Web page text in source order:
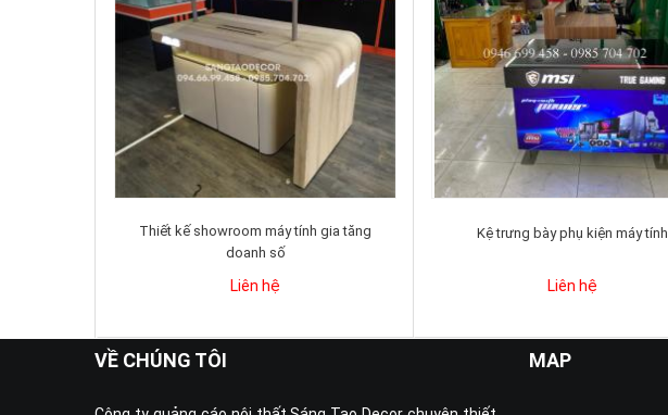
Thiết kế showroom máy tính gia tăng
doanh số
Liên hệ
Kệ trưng bày phụ kiện máy tính
Liên hệ
VỀ CHÚNG TÔI MAP